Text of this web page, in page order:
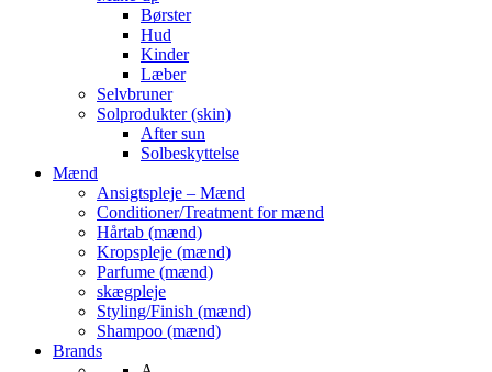
Børster
Hud
Kinder
Læber
Selvbruner
Solprodukter (skin)
After sun
Solbeskyttelse
Mænd
Ansigtspleje – Mænd
Conditioner/Treatment for mænd
Hårtab (mænd)
Kropspleje (mænd)
Parfume (mænd)
skægpleje
Styling/Finish (mænd)
Shampoo (mænd)
Brands